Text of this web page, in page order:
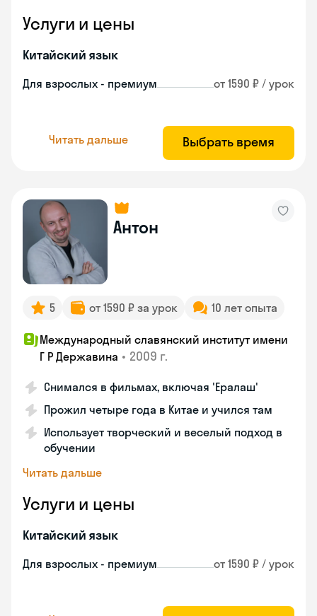
Услуги и цены
Китайский язык
Для взрослых - премиум от 1590 ₽ / урок
Читать дальше Выбрать время
Антон
5 от 1590 ₽ за урок 10 лет опыта
Международный славянский институт имени
Г Р Державина • 2009 г.
Снимался в фильмах, включая 'Ералаш'
Прожил четыре года в Китае и учился там
Использует творческий и веселый подход в
обучении
Читать дальше
Услуги и цены
Китайский язык
Для взрослых - премиум от 1590 ₽ / урок